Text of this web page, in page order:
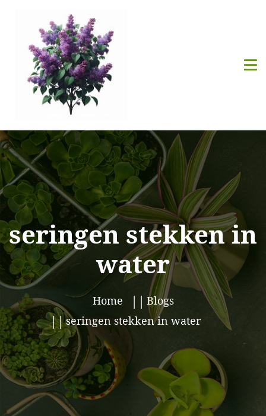
seringen stekken in
water
Home
Blogs
seringen stekken in water